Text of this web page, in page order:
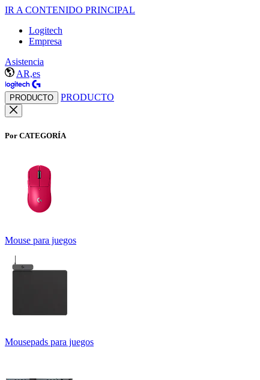
IR A CONTENIDO PRINCIPAL
Logitech
Empresa
Asistencia
AR,es
PRODUCTO PRODUCTO
Por CATEGORÍA
Mouse para juegos
Mousepads para juegos